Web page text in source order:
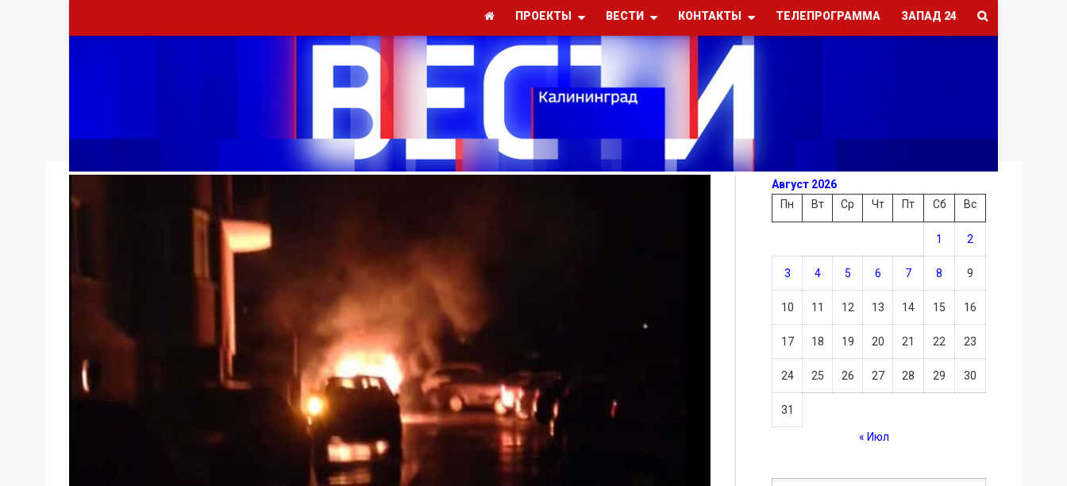
ПРОЕКТЫ ВЕСТИ КОНТАКТЫ ТЕЛЕПРОГРАММА ЗАПАД 24
Август 2026
Пн
Вт Ср Чт Пт Сб Вс
1 2
3 4 5 6 7 8 9
10 11 12 13 14 15 16
17 18 19 20 21 22 23
24 25 26 27 28 29 30
31
« Июл